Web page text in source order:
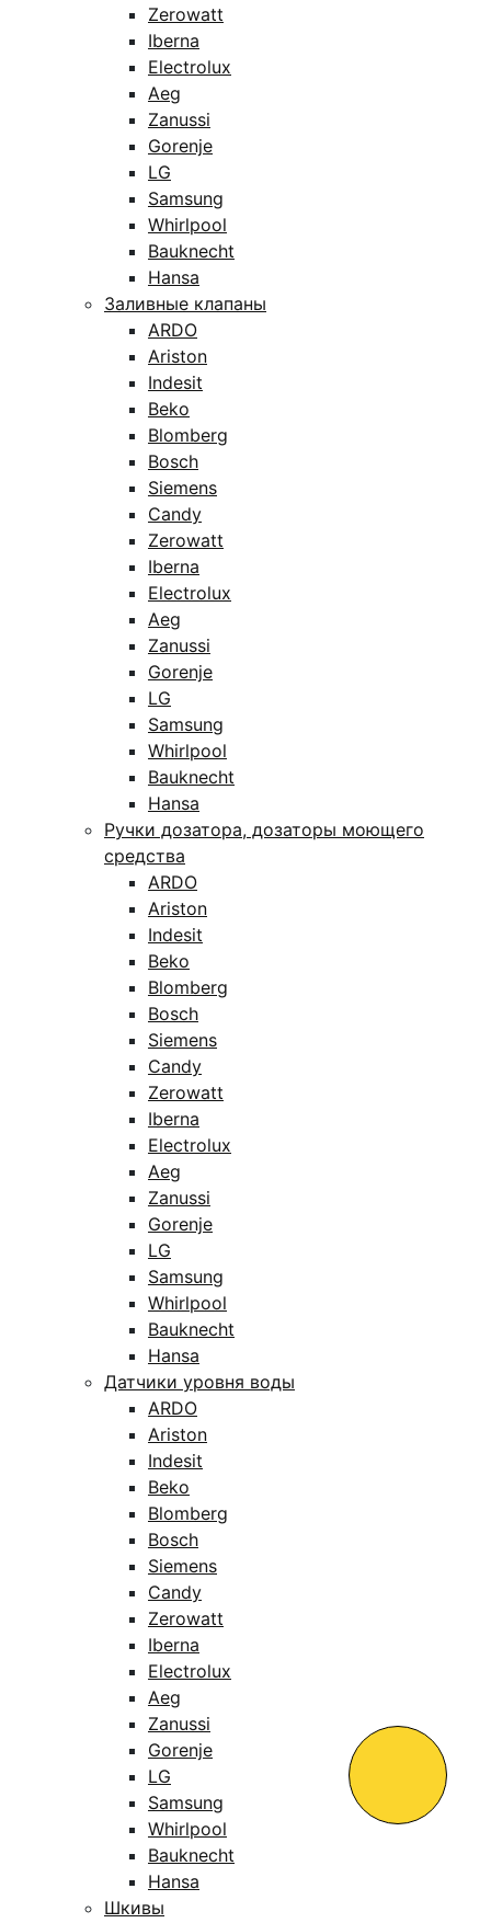
Zerowatt
Iberna
Electrolux
Aeg
Zanussi
Gorenje
LG
Samsung
Whirlpool
Bauknecht
Hansa
Заливные клапаны
ARDO
Ariston
Indesit
Beko
Blomberg
Bosch
Siemens
Candy
Zerowatt
Iberna
Electrolux
Aeg
Zanussi
Gorenje
LG
Samsung
Whirlpool
Bauknecht
Hansa
Ручки дозатора, дозаторы моющего
средства
ARDO
Ariston
Indesit
Beko
Blomberg
Bosch
Siemens
Candy
Zerowatt
Iberna
Electrolux
Aeg
Zanussi
Gorenje
LG
Samsung
Whirlpool
Bauknecht
Hansa
Датчики уровня воды
ARDO
Ariston
Indesit
Beko
Blomberg
Bosch
Siemens
Candy
Zerowatt
Iberna
Electrolux
Aeg
Zanussi
Gorenje
LG
Samsung
Whirlpool
Bauknecht
Hansa
Шкивы